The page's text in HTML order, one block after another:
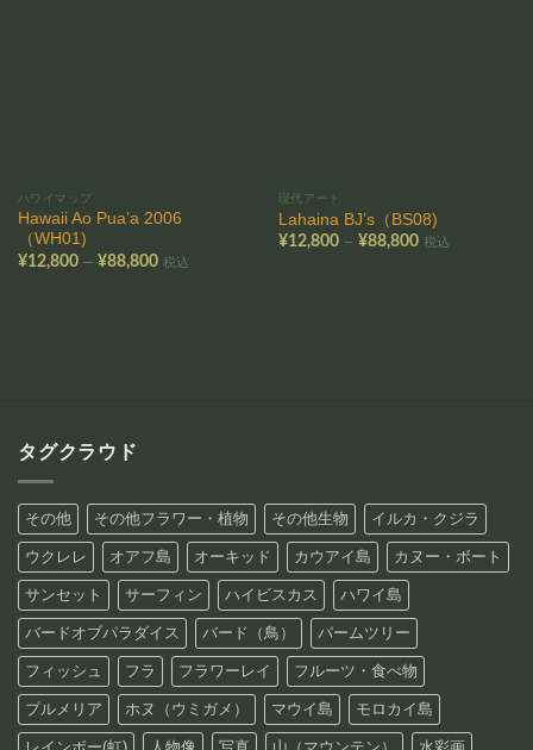
ハワイマップ
Hawaii Ao Pua’a 2006
（WH01)
¥12,800 – ¥88,800価税込
現代アート
Lahaina BJ’s（BS08)
¥12,800 – ¥88,800価税込
タグクラウド
その他 その他フラワー・植物 その他生物 イルカ・クジラ
ウクレレ オアフ島 オーキッド カウアイ島 カヌー・ボート
サンセット サーフィン ハイビスカス ハワイ島
バードオブパラダイス バード（鳥） パームツリー
フィッシュ フラ フラワーレイ フルーツ・食べ物
プルメリア ホヌ（ウミガメ） マウイ島 モロカイ島